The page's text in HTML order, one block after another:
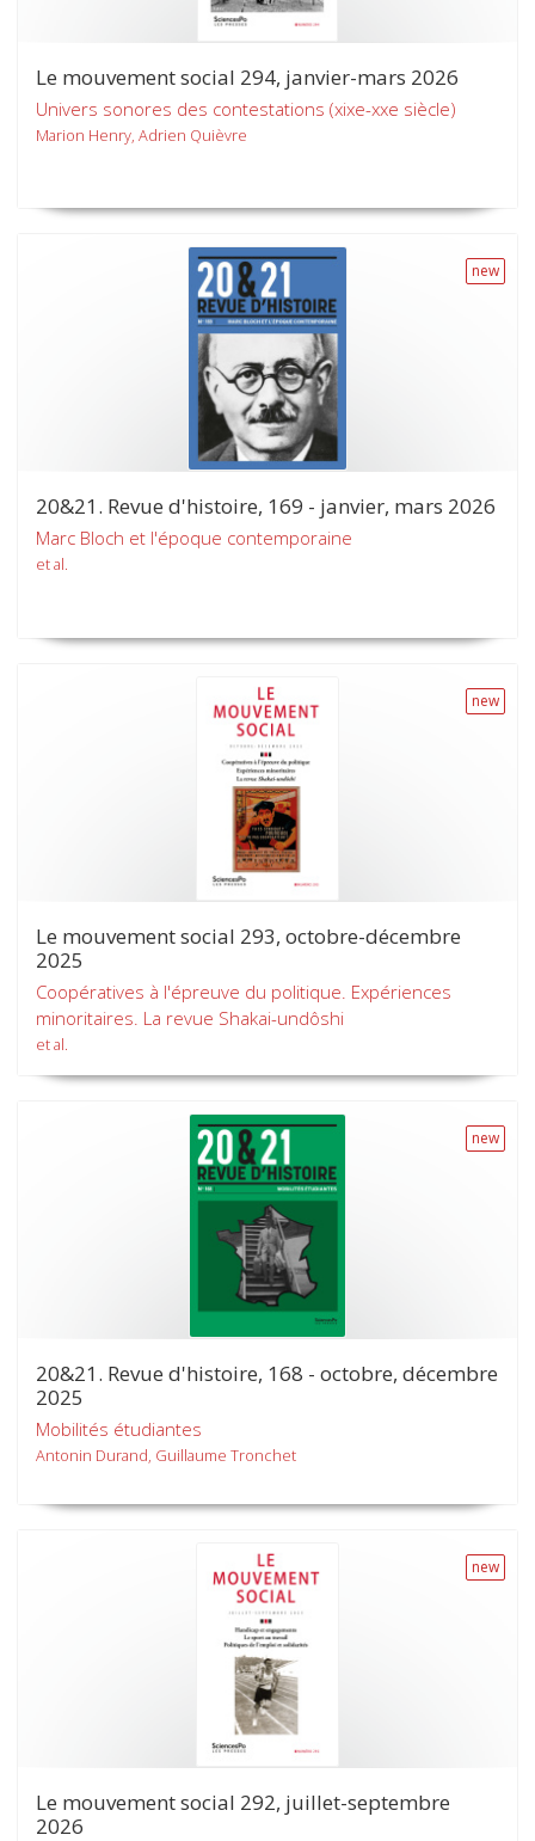
Le mouvement social 294, janvier-mars 2026
Univers sonores des contestations (xixe-xxe siècle)
Marion Henry, Adrien Quièvre
new
20&21. Revue d'histoire, 169 - janvier, mars 2026
Marc Bloch et l'époque contemporaine
et al.
new
Le mouvement social 293, octobre-décembre
2025
Coopératives à l'épreuve du politique. Expériences
minoritaires. La revue Shakai-undôshi
et al.
new
20&21. Revue d'histoire, 168 - octobre, décembre
2025
Mobilités étudiantes
Antonin Durand, Guillaume Tronchet
new
Le mouvement social 292, juillet-septembre
2026